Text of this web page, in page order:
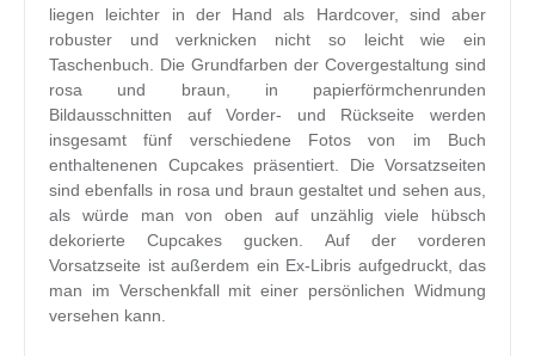
liegen leichter in der Hand als Hardcover, sind aber
robuster und verknicken nicht so leicht wie ein
Taschenbuch. Die Grundfarben der Covergestaltung sind
rosa und braun, in papierförmchenrunden
Bildausschnitten auf Vorder- und Rückseite werden
insgesamt fünf verschiedene Fotos von im Buch
enthaltenenen Cupcakes präsentiert. Die Vorsatzseiten
sind ebenfalls in rosa und braun gestaltet und sehen aus,
als würde man von oben auf unzählig viele hübsch
dekorierte Cupcakes gucken. Auf der vorderen
Vorsatzseite ist außerdem ein Ex-Libris aufgedruckt, das
man im Verschenkfall mit einer persönlichen Widmung
versehen kann.